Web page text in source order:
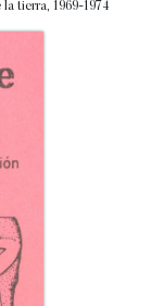
tierra, 1969-1974